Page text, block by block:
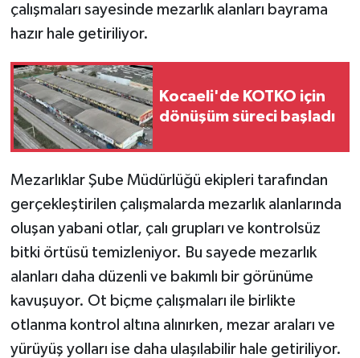
çalışmaları sayesinde mezarlık alanları bayrama
hazır hale getiriliyor.
Kocaeli'de KOTKO için
dönüşüm süreci başladı
Mezarlıklar Şube Müdürlüğü ekipleri tarafından
gerçekleştirilen çalışmalarda mezarlık alanlarında
oluşan yabani otlar, çalı grupları ve kontrolsüz
bitki örtüsü temizleniyor. Bu sayede mezarlık
alanları daha düzenli ve bakımlı bir görünüme
kavuşuyor. Ot biçme çalışmaları ile birlikte
otlanma kontrol altına alınırken, mezar araları ve
yürüyüş yolları ise daha ulaşılabilir hale getiriliyor.